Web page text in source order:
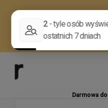
Darmowa